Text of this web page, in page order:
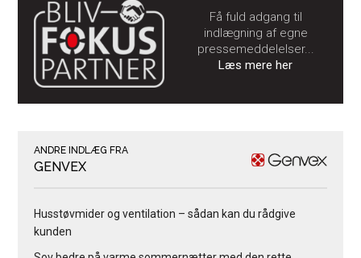
Få fuld adgang til
indlægning af egne
pressemeddelelser...
Læs mere her
ANDRE INDLÆG FRA
GENVEX
Husstøvmider og ventilation – sådan kan du rådgive
kunden